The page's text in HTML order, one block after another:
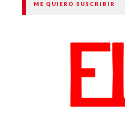
ME QUIERO SUSCRIBIR